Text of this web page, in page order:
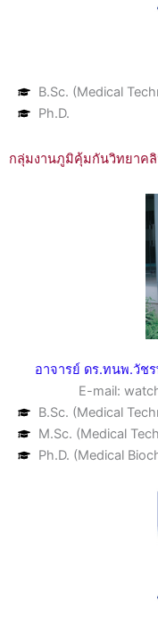
B.Sc. (Medical
Ph.D.
กลุ่มงานภูมิคุ้มกันวิทยาค
อาจารย์ ดร.ทนพ.วัช
E-mail:
B.Sc. (Medical
M.Sc. (Medical
Ph.D. (Medical